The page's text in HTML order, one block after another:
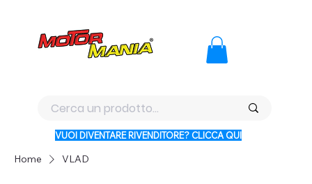
VUOI DIVENTARE RIVENDITORE? CLICCA QUI
Home VLAD